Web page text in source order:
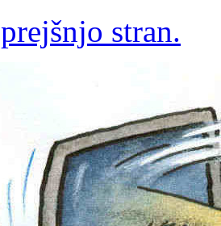
prejšnjo stran.